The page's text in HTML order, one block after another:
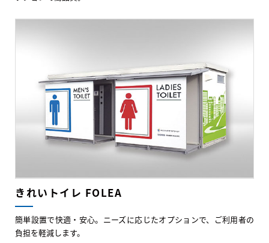
きれいトイレ FOLEA
簡単設置で快適・安心。ニーズに応じたオプションで、ご利用者の
負担を軽減します。